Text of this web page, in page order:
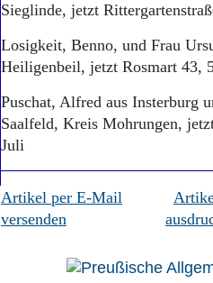
Sieglinde, jetzt
Losigkeit, Benno, und Frau
Heiligenbeil, jetzt Rosmart 43,
Puschat, Alfred aus Insterburg
Saalfeld, Kreis Mohrungen,
Juli
Artikel per E-Mail
versenden